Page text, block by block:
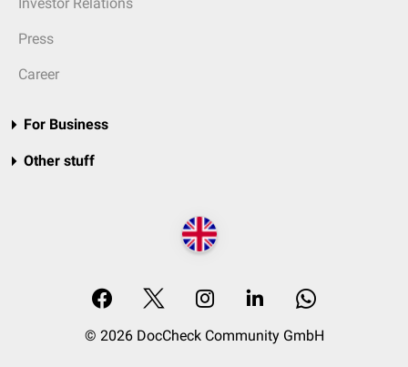
Press
Career
For Business
Other stuff
© 2026 DocCheck Community GmbH